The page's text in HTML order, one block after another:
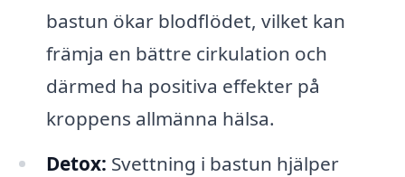
bastun ökar blodflödet, vilket kan
främja en bättre cirkulation och
därmed ha positiva effekter på
kroppens allmänna hälsa.
Detox: Svettning i bastun hjälper